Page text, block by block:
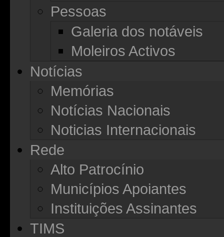
Pessoas
Galeria dos notáveis
Moleiros Activos
Notícias
Memórias
Notícias Nacionais
Noticias Internacionais
Rede
Alto Patrocínio
Municípios Apoiantes
Instituições Assinantes
TIMS